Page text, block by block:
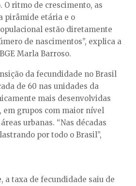
O ritmo de crescimento, as
pirâmide etária e o
estão diretamente
de nascimentos”, explica a
Marla Barroso.
da fecundidade no Brasil
de 60 nas unidades da
mais desenvolvidas
em grupos com maior nível
urbanas. “Nas décadas
por todo o Brasil”,
a taxa de fecundidade saiu de